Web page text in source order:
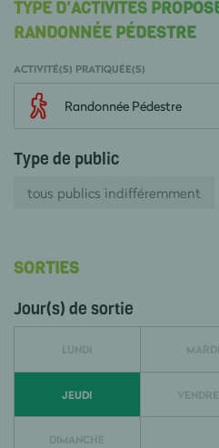
TYPE D'ACTIVITÉS
RANDONNÉE PÉDESTRE
ACTIVITÉ(S) PRATIQUÉE(S)
Randonnée Pédestre
Type de public
tous publics indifféremment
SORTIES
Jour(s) de sortie
LUNDI MARDI
JEUDI
DIMANCHE